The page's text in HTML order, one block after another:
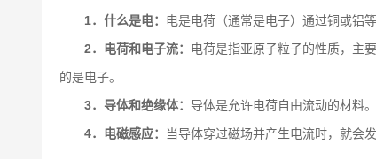
1．什么是电： 电是电荷（通常是电子）通过铜或铝
2．电荷和电子流： 电荷是指亚原子粒子的性质，主
的是电子。
3．导体和绝缘体： 导体是允许电荷自由流动的材料
4．电磁感应：
当导体穿过磁场并产生电流时，就会